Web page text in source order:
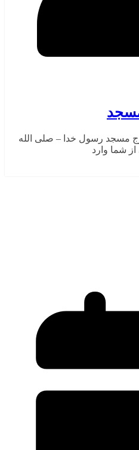
و خروج مسجد رسول خدا – صلى الله
شما وارد